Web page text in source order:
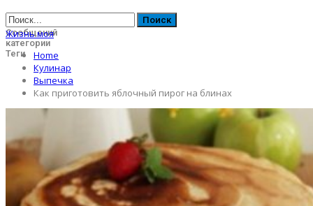
Сообщений
категории
Теги
Жизнь моя
Home
Кулинар
Выпечка
Как приготовить яблочный пирог на блинах